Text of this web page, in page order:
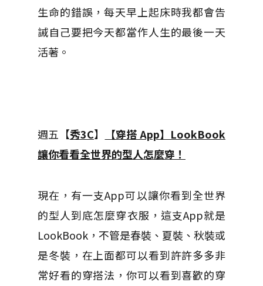
生命的錯誤，每天早上起床時我都會告
誡自己要把今天都當作人生的最後一天
活著。
週五【秀3C】
【穿搭 App】LookBook
讓你看看全世界的型人怎麼穿！
現在，有一支App可以讓你看到全世界
的型人到底怎麼穿衣服，這支App就是
LookBook，不管是春裝、夏裝、秋裝或
是冬裝，在上面都可以看到許許多多非
常好看的穿搭法，你可以看到喜歡的穿